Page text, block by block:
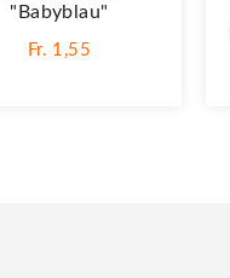
"Babyblau"
Fr. 1,55